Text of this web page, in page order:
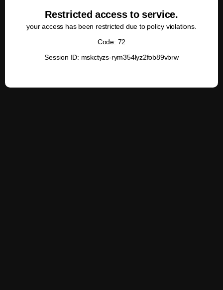
Restricted access to service.
your access has been restricted due to policy violations.
Code: 72
Session ID: mskctyzs-rym354lyz2fob89vbrw